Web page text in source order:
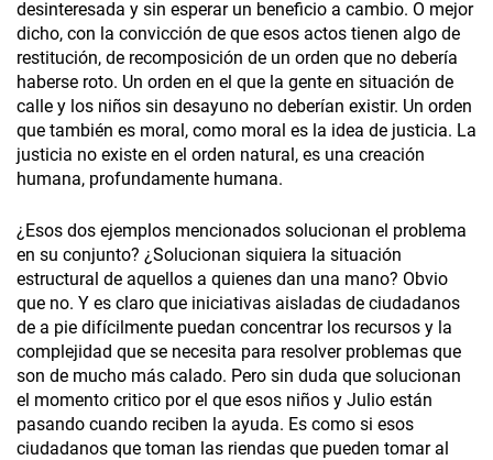
desinteresada y sin esperar un beneficio a cambio. O mejor
dicho, con la convicción de que esos actos tienen algo de
restitución, de recomposición de un orden que no debería
haberse roto. Un orden en el que la gente en situación de
calle y los niños sin desayuno no deberían existir. Un orden
que también es moral, como moral es la idea de justicia. La
justicia no existe en el orden natural, es una creación
humana, profundamente humana.
¿Esos dos ejemplos mencionados solucionan el problema
en su conjunto? ¿Solucionan siquiera la situación
estructural de aquellos a quienes dan una mano? Obvio
que no. Y es claro que iniciativas aisladas de ciudadanos
de a pie difícilmente puedan concentrar los recursos y la
complejidad que se necesita para resolver problemas que
son de mucho más calado. Pero sin duda que solucionan
el momento critico por el que esos niños y Julio están
pasando cuando reciben la ayuda. Es como si esos
ciudadanos que toman las riendas que pueden tomar al